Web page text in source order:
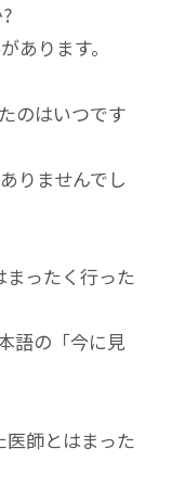
あります。
のはいつです
りませんでし
ったく行った
語の「今に見
師とはまった